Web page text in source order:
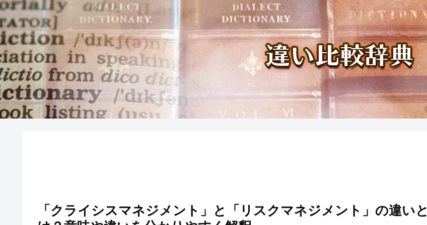
「クライシスマネジメント」と「リスクマネジメント」の違いと